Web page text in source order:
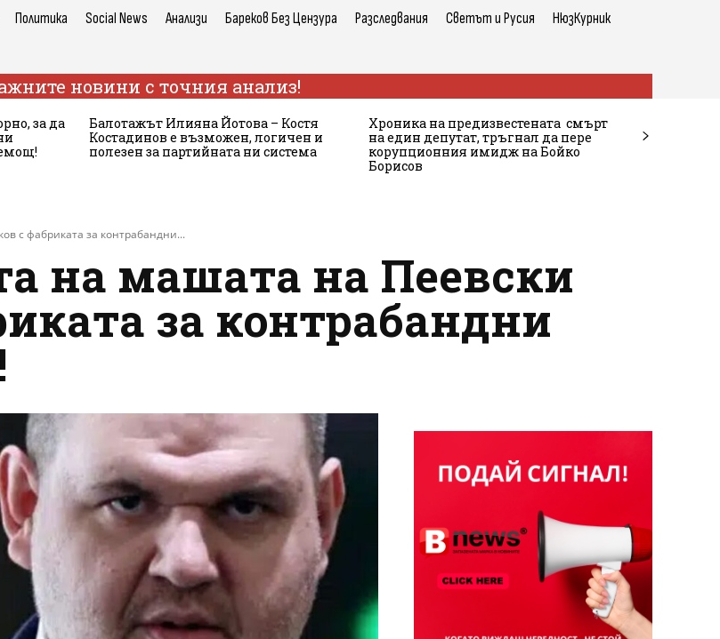
Политика Social News Анализи Бареков Без Цензура Разследвания Светът и Русия НюзКурник
новини с точния анализ!
за да
Балотажът Илияна Йотова – Костя
Костадинов е възможен, логичен и
полезен за партийната ни система
Хроника на предизвестената смърт
на един депутат, тръгнал да пере
корупционния имидж на Бойко
Борисов
с фабриката за контрабандни...
на машата на Пеевски
за контрабандни